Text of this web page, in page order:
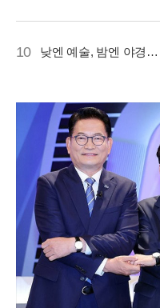
10 낮엔 예술, 밤엔 야경…